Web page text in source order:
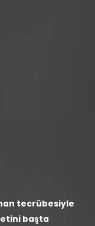
tecrübesiyle
başta